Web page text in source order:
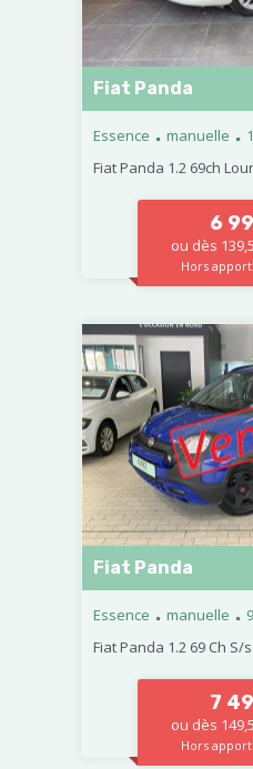
Fiat Panda
Essence . manuelle .
Fiat Panda 1.2 69ch
6
ou dès
Hors
Fiat Panda
Essence . manuelle .
Fiat Panda 1.2 69 Ch S/
7
ou dès
Hors